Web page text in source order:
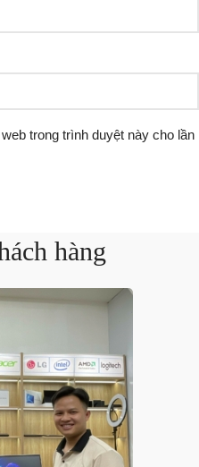
trong trình duyệt này cho lần
hàng